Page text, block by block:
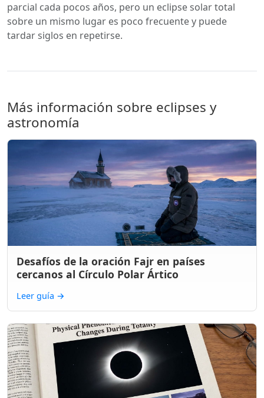
parcial cada pocos años, pero un eclipse solar total
sobre un mismo lugar es poco frecuente y puede
tardar siglos en repetirse.
Más información sobre eclipses y
astronomía
Desafíos de la oración Fajr en países
cercanos al Círculo Polar Ártico
Leer guía →